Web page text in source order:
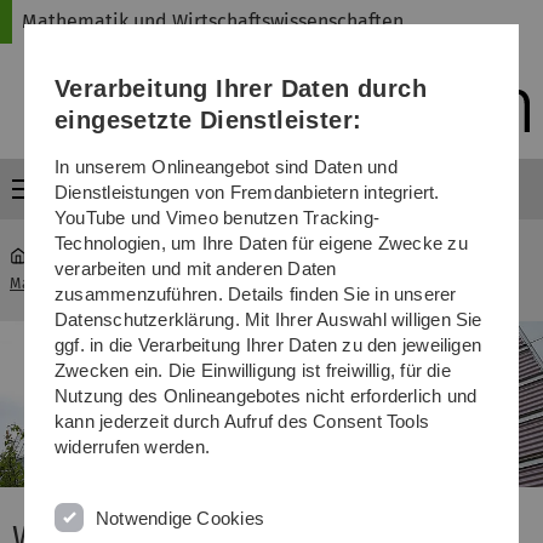
Direkt
Direkt
Direkt
(Sprache,
Drucken,
Media)
Direkt
Direkt
Mathematik und Wirtschaftswissenschaften
Menü
Mathematik und Wirtschaftswissenschaften
Verarbeitung Ihrer Daten durch
eingesetzte Dienstleister:
In unserem Onlineangebot sind Daten und
Dienstleistungen von Fremdanbietern integriert.
YouTube und Vimeo benutzen Tracking-
Technologien, um Ihre Daten für eigene Zwecke zu
verarbeiten und mit anderen Daten
zusammenzuführen. Details finden Sie in unserer
Datenschutzerklärung. Mit Ihrer Auswahl willigen Sie
ggf. in die Verarbeitung Ihrer Daten zu den jeweiligen
Zwecken ein. Die Einwilligung ist freiwillig, für die
Nutzung des Onlineangebotes nicht erforderlich und
kann jederzeit durch Aufruf des Consent Tools
widerrufen werden.
Notwendige Cookies